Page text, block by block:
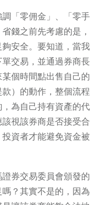
「零佣金」、「零手
錢之前先考慮的是，
安全。要知道，當我
交易，並通過券商長
個時間點出售自己的
）的動作，整個流程
為自己持有資產的代
視該券商是否接受合
資者才能避免資金被
券交易委員會頒發的
？其實不是的，因為